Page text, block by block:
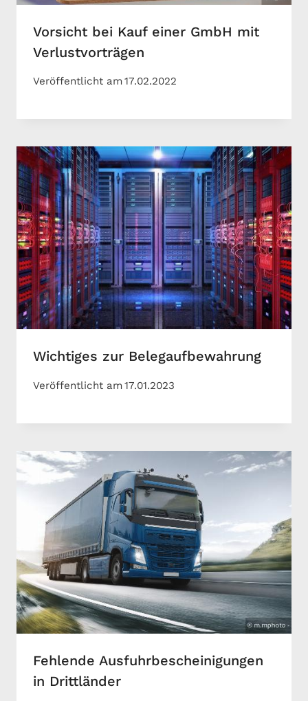
Vorsicht bei Kauf einer GmbH mit
Verlustvorträgen
Veröffentlicht am17.02.2022
Wichtiges zur Belegaufbewahrung
Veröffentlicht am17.01.2023
Fehlende Ausfuhrbescheinigungen
in Drittländer